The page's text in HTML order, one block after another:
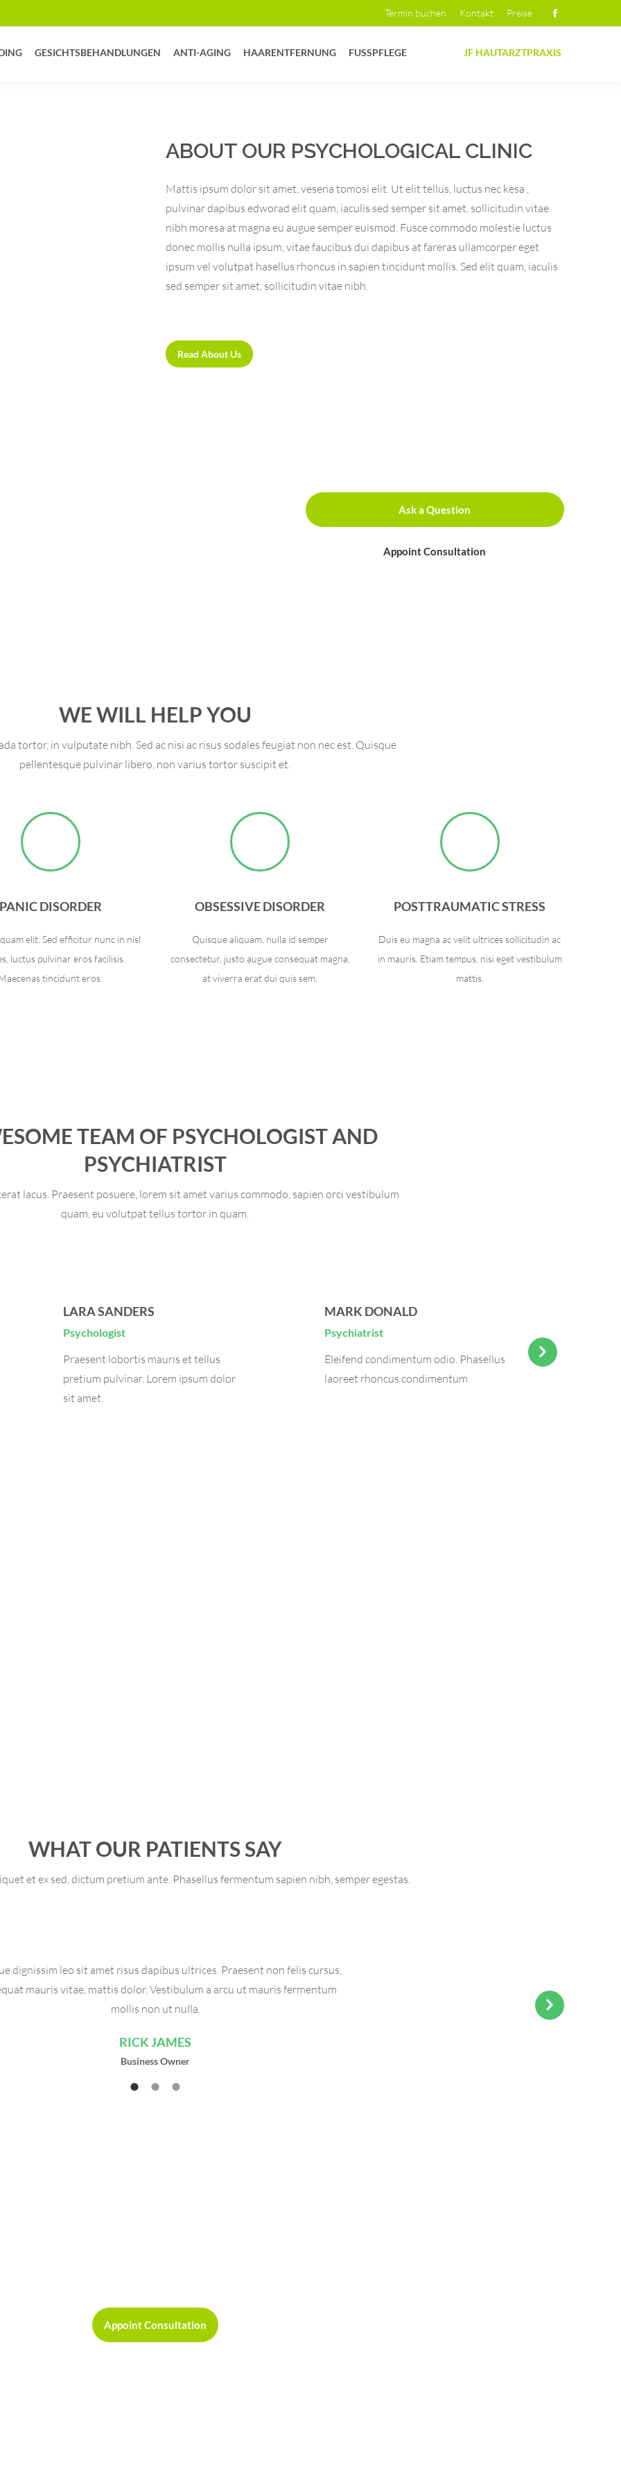
Termin buchen Kontakt Preise
Facebook
opens
GESICHTSBEHANDLUNGEN ANTI-AGING HAARENTFERNUNG FUSSPFLEGE JF HAUTARZTPRAXIS
ABOUT OUR PSYCHOLOGICAL CLINIC
Mattis ipsum dolor sit amet, vesena tomosi elit. Ut elit tellus, luctus nec kesa ,
pulvinar dapibus edworad elit quam, iaculis sed semper sit amet, sollicitudin vitae
nibh moresa at magna eu augue semper euismod. Fusce commodo molestie luctus
donec mollis nulla ipsum, vitae faucibus dui dapibus at fareras ullamcorper eget
ipsum vel volutpat hasellus rhoncus in sapien tincidunt mollis. Sed elit quam, iaculis
sed semper sit amet, sollicitudin vitae nibh.
Read About Us
Ask a Question
Appoint Consultation
WE WILL HELP YOU
tortor, in vulputate nibh. Sed ac nisi ac risus sodales feugiat non nec est. Quisque
pellentesque pulvinar libero, non varius tortor suscipit et.
PANIC DISORDER
elit. Sed efficitur nunc in nisl
luctus pulvinar eros facilisis.
tincidunt eros.
OBSESSIVE DISORDER
Quisque aliquam, nulla id semper
consectetur, justo augue consequat magna,
at viverra erat dui quis sem.
POSTTRAUMATIC STRESS
Duis eu magna ac velit ultrices sollicitudin ac
in mauris. Etiam tempus, nisi eget vestibulum
mattis.
TEAM OF PSYCHOLOGIST AND
PSYCHIATRIST
lacus. Praesent posuere, lorem sit amet varius commodo, sapien orci vestibulum
quam, eu volutpat tellus tortor in quam.
LARA SANDERS
Psychologist
Praesent lobortis mauris et tellus
pretium pulvinar. Lorem ipsum dolor
sit amet.
MARK DONALD
Psychiatrist
Eleifend condimentum odio. Phasellus
laoreet rhoncus condimentum
WHAT OUR PATIENTS SAY
et ex sed, dictum pretium ante. Phasellus fermentum sapien nibh, semper egestas.
dignissim leo sit amet risus dapibus ultrices. Praesent non felis cursus,
mauris vitae, mattis dolor. Vestibulum a arcu ut mauris fermentum
mollis non ut nulla.
RICK JAMES
Business Owner
Appoint Consultation